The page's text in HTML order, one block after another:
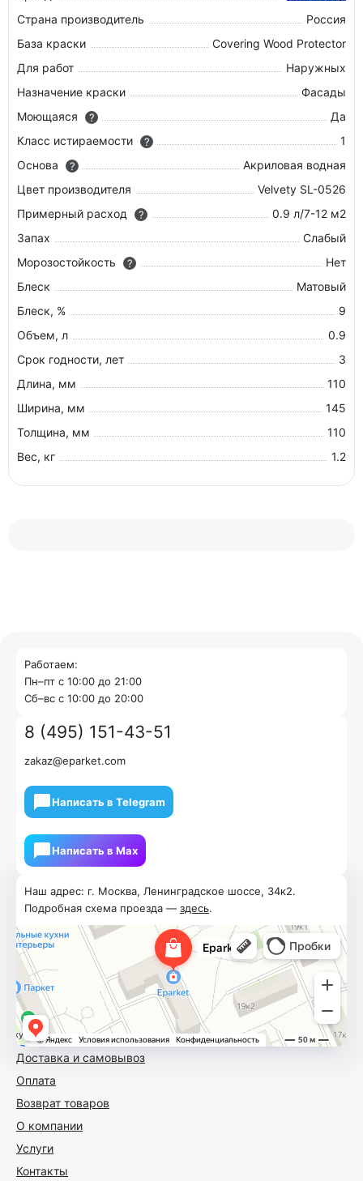
Страна производитель
Россия
База краски
Covering Wood Protector
Для работ
Наружных
Назначение краски
Фасады
Моющаяся
?
Да
Класс истираемости
?
1
Основа
?
Акриловая водная
Цвет производителя
Velvety SL-0526
Примерный расход
?
0.9 л/7-12 м2
Запах
Слабый
Морозостойкость
?
Нет
Блеск
Матовый
Блеск, %
9
Объем, л
0.9
Срок годности, лет
3
Длина, мм
110
Ширина, мм
145
Толщина, мм
110
Вес, кг
1.2
Доставка и самовывоз
Оплата
Возврат товаров
О компании
Услуги
Контакты
Наш адрес: г. Москва, Ленинградское шоссе, 34к2.
Подробная схема проезда — здесь.
Работаем:
Пн–пт с 10:00 до 21:00
Cб–вс с 10:00 до 20:00
8 (495) 151-43-51
zakaz@eparket.com
Написать в Telegram
Написать в Мах